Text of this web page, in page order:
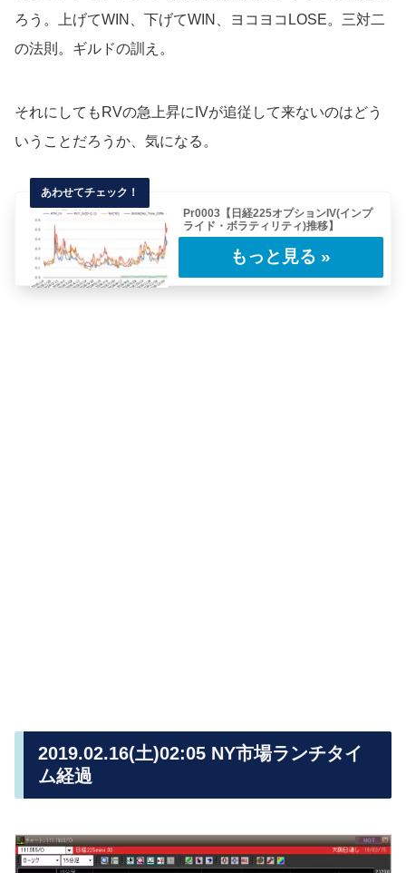
ろう。上げてWIN、下げてWIN、ヨコヨコLOSE。三対二
の法則。ギルドの訓え。
それにしてもRVの急上昇にIVが追従して来ないのはどう
いうことだろうか、気になる。
Pr0003【日経225オプションIV(インプ
ライド・ボラティリティ)推移】
イムまで、日経225オプションIVスマイル……
2019.02.16(土)02:05 NY市場ランチタイ
ム経過